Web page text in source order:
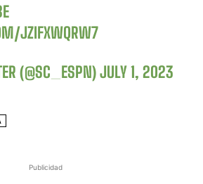
Publicidad
JZIFXWQRW7
(@SC_ESPN)JULY 1, 2023